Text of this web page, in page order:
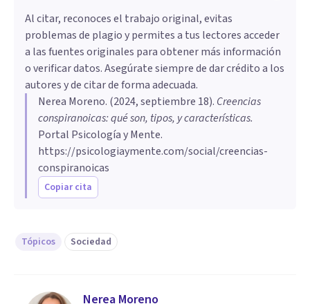
Al citar, reconoces el trabajo original, evitas
problemas de plagio y permites a tus lectores acceder
a las fuentes originales para obtener más información
o verificar datos. Asegúrate siempre de dar crédito a los
autores y de citar de forma adecuada.
Nerea Moreno. (2024, septiembre 18). Creencias
conspiranoicas: qué son, tipos, y características.
Portal Psicología y Mente.
https://psicologiaymente.com/social/creencias-
conspiranoicas
Copiar cita
Tópicos Sociedad
Nerea Moreno